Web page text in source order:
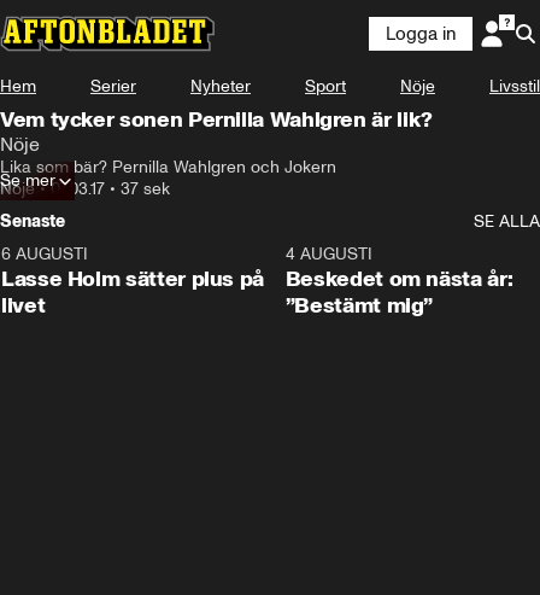
Logga in
Hem Serier Nyheter Sport Nöje Livsstil
Vem tycker sonen Pernilla Wahlgren är lik?
Nöje
Lika som bär? Pernilla Wahlgren och Jokern
Nöje•07.03.17 • 37 sek
Se mer
Senaste
SE ALLA
6 AUGUSTI
Lasse Holm sätter plus på
livet
4 AUGUSTI
Beskedet om nästa år:
”Bestämt mig”